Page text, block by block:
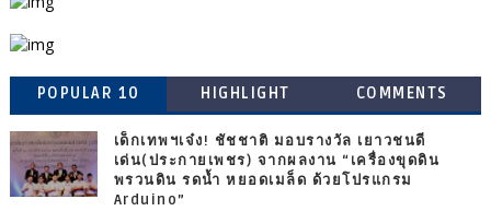
POPULAR 10 HIGHLIGHT COMMENTS
เด็กเทพฯเจ๋ง! ชัชชาติ มอบรางวัล เยาวชนดี
เด่น(ประกายเพชร) จากผลงาน “เครื่องขุดดิน
พรวนดิน รดน้ำ หยอดเมล็ด ด้วยโปรแกรม
Arduino”